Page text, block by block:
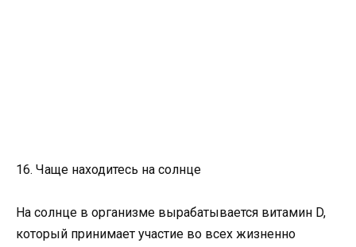
16. Чаще находитесь на солнце
На солнце в организме вырабатывается витамин D,
который принимает участие во всех жизненно